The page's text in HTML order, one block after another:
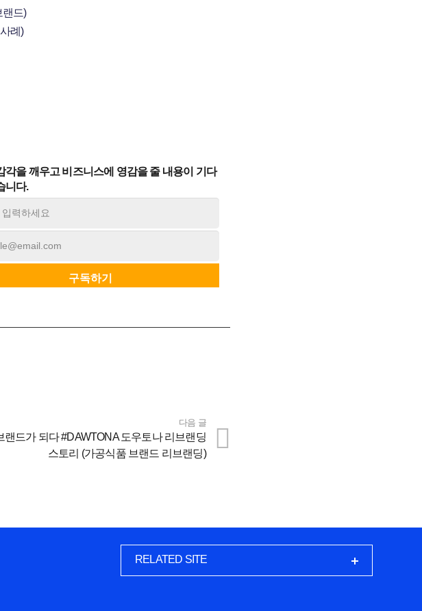
랜드)
례)
각을 깨우고 비즈니스에 영감을 줄 내용이 기다
니다.
다음 글
랜드가 되다 #DAWTONA 도우토나 리브랜딩
스토리 (가공식품 브랜드 리브랜딩)
RELATED SITE